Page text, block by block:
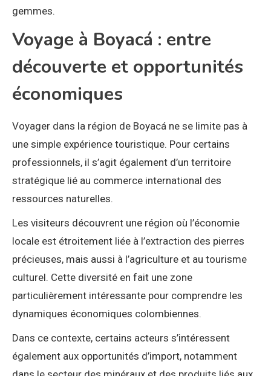
gemmes.
Voyage à Boyacá : entre
découverte et opportunités
économiques
Voyager dans la région de Boyacá ne se limite pas à
une simple expérience touristique. Pour certains
professionnels, il s’agit également d’un territoire
stratégique lié au commerce international des
ressources naturelles.
Les visiteurs découvrent une région où l’économie
locale est étroitement liée à l’extraction des pierres
précieuses, mais aussi à l’agriculture et au tourisme
culturel. Cette diversité en fait une zone
particulièrement intéressante pour comprendre les
dynamiques économiques colombiennes.
Dans ce contexte, certains acteurs s’intéressent
également aux opportunités d’import, notamment